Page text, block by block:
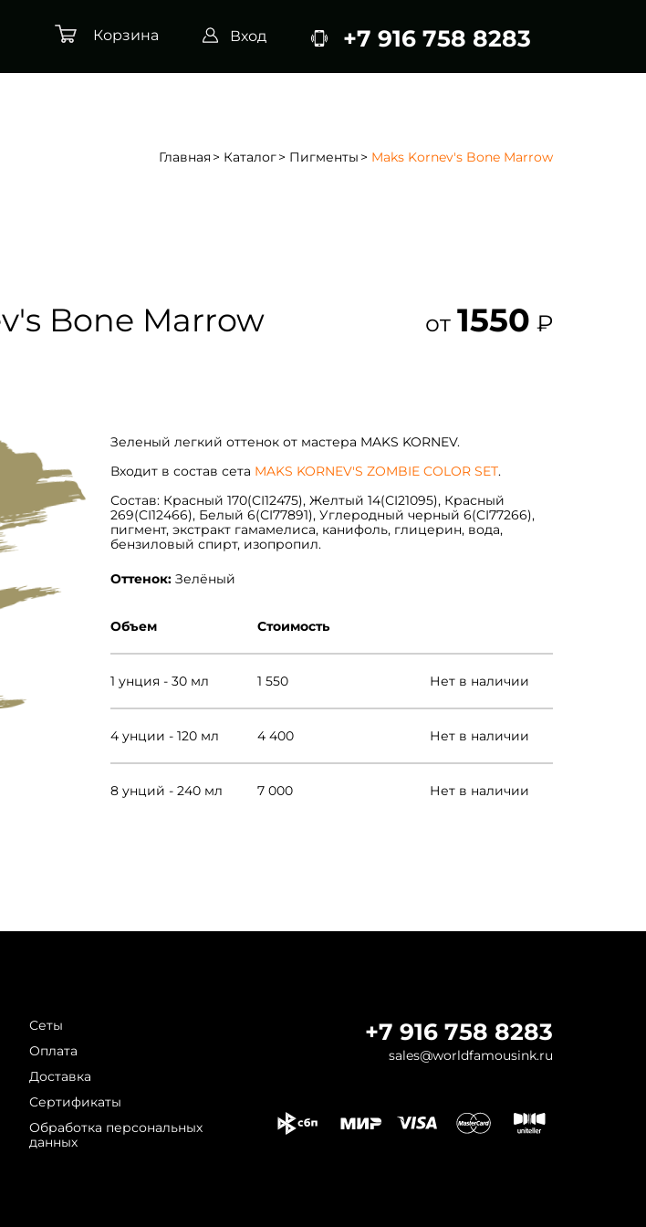
Корзина Вход +7 916 758 8283
Главная Каталог Пигменты Maks Kornev's Bone Marrow
Bone Marrow от 1550 ₽
Зеленый легкий оттенок от мастера MAKS KORNEV.
Входит в состав сета MAKS KORNEV'S ZOMBIE COLOR SET.
Состав: Красный 170(CI12475), Желтый 14(СI21095), Красный
269(CI12466), Белый 6(СI77891), Углеродный черный 6(CI77266),
пигмент, экстракт гамамелиса, канифоль, глицерин, вода,
бензиловый спирт, изопропил.
Оттенок: Зелёный
Объем Стоимость
1 унция - 30 мл 1 550 Нет в наличии
4 унции - 120 мл 4 400 Нет в наличии
8 унций - 240 мл 7 000 Нет в наличии
Сеты
Оплата
Доставка
Сертификаты
Обработка персональных
данных
+7 916 758 8283
sales@worldfamousink.ru